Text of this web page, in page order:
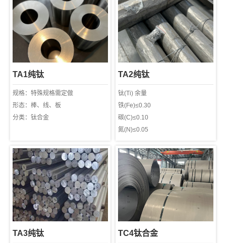
TA1纯钛
规格：特殊规格需定做
形态：棒、线、板
分类：钛合金
TA2纯钛
钛(Ti) 余量
铁(Fe)≤0.30
碳(C)≤0.10
氮(N)≤0.05
氧(O)≤0.25
TA3纯钛 TC4钛合金